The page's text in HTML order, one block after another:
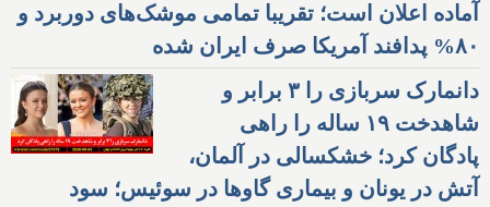
آماده اعلان است؛ تقریبا تمامی موشک‌های دوربرد و
۸۰% پدافند آمریکا صرف ایران شده
دانمارک سربازی را ۳ برابر و
شاهدخت ۱۹ ساله را راهی
پادگان کرد؛ خشکسالی در آلمان،
آتش در یونان و بیماری گاوها در سوئیس؛ سود